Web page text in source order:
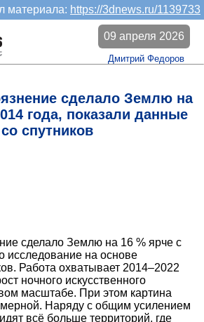
материала: https://3dnews.ru/1139733
сделало Землю на
года, показали данные
со спутников
09 апреля 2026
Дмитрий Федоров
сделало Землю на 16 % ярче с
исследование на основе
Работа охватывает 2014–2022
ночного искусственного
масштабе. При этом картина
Наряду с общим усилением
всё больше территорий, где